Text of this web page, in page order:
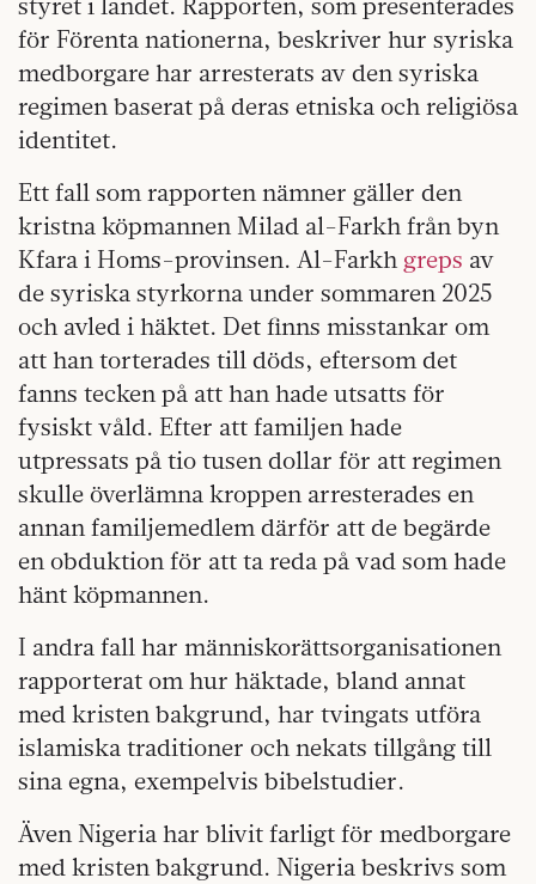
för Förenta nationerna, beskriver hur syriska
medborgare har arresterats av den syriska
regimen baserat på deras etniska och religiösa
identitet.
Ett fall som rapporten nämner gäller den
kristna köpmannen Milad al-Farkh från byn
Kfara i Homs-provinsen. Al-Farkh greps av
de syriska styrkorna under sommaren 2025
och avled i häktet. Det finns misstankar om
att han torterades till döds, eftersom det
fanns tecken på att han hade utsatts för
fysiskt våld. Efter att familjen hade
utpressats på tio tusen dollar för att regimen
skulle överlämna kroppen arresterades en
annan familjemedlem därför att de begärde
en obduktion för att ta reda på vad som hade
hänt köpmannen.
I andra fall har människorättsorganisationen
rapporterat om hur häktade, bland annat
med kristen bakgrund, har tvingats utföra
islamiska traditioner och nekats tillgång till
sina egna, exempelvis bibelstudier.
Även Nigeria har blivit farligt för medborgare
med kristen bakgrund. Nigeria beskrivs som